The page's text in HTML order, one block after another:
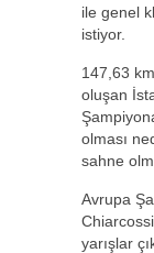
ile genel
istiyor.
147,63
oluşan
olması
sahne
Avrupa
yarışlar